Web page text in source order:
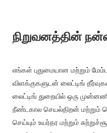
நிறுவனத்தின்
எங்கள் புதுமையான மற்றும்
விளக்குகளுடன் லைட்டிங்
லைட்டிங் துறையில் ஒரு
நீண்டகால செயல்திறன் மற்றும்
செய்யும் உயர்தர மற்றும்